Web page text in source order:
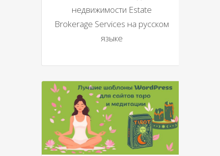
недвижимости Estate
Brokerage Services на русском
языке